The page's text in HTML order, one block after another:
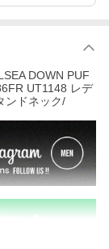
DOWN PUF
UT1148 レデ
ンドネック/